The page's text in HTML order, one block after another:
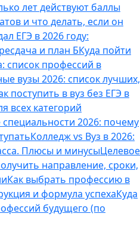
лет действуют баллы
и что делать, если он
ЕГЭ в 2026 году:
и план БКуда пойти
список профессий в
вузы 2026: список лучших,
поступить в вуз без ЕГЭ в
всех категорий
2026: почему
Колледж vs Вуз в 2026:
Плюсы и минусыЦелевое
направление, сроки,
Как выбрать профессию в
и формула успехаКуда
будущего (по